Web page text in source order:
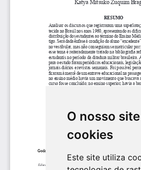
O nosso
cookies
Este site utiliza